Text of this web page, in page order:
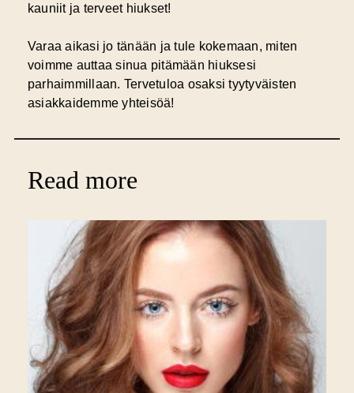
kauniit ja terveet hiukset!
Varaa aikasi jo tänään ja tule kokemaan, miten
voimme auttaa sinua pitämään hiuksesi
parhaimmillaan. Tervetuloa osaksi tyytyväisten
asiakkaidemme yhteisöä!
Read more